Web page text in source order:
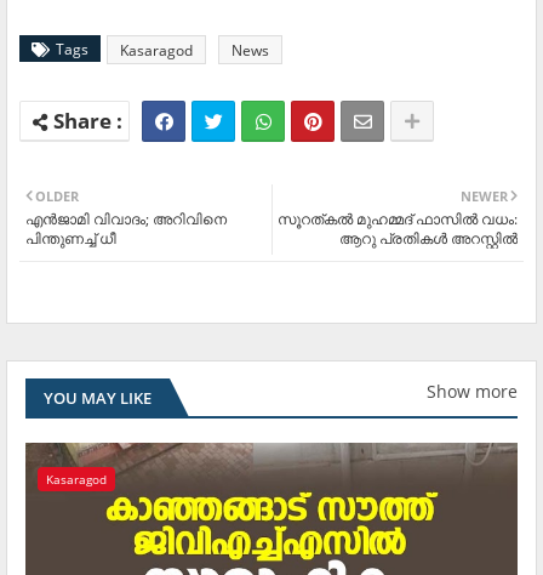
Tags Kasaragod News
NEWER
സൂറത്കല്‍ മുഹമ്മദ് ഫാസില്‍ വധം:
ആറു പ്രതികള്‍ അറസ്റ്റില്‍
OLDER
എന്‍ജാമി വിവാദം; അറിവിനെ
പിന്തുണച്ച് ധീ
YOU MAY LIKE Show more
Kasaragod